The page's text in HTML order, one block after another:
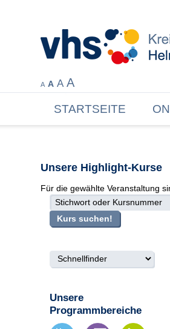
A A A A
STARTSEITE
Unsere Highlight-Kurse
Für die gewählte Veranstaltung
suche
Kurs suchen!
Unsere
Programmbereiche